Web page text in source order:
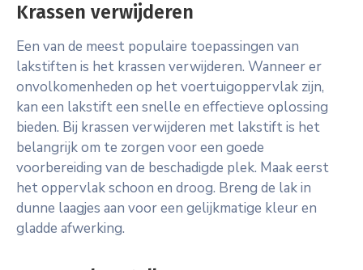
Krassen verwijderen
Een van de meest populaire toepassingen van
lakstiften is het krassen verwijderen. Wanneer er
onvolkomenheden op het voertuigoppervlak zijn,
kan een lakstift een snelle en effectieve oplossing
bieden. Bij krassen verwijderen met lakstift is het
belangrijk om te zorgen voor een goede
voorbereiding van de beschadigde plek. Maak eerst
het oppervlak schoon en droog. Breng de lak in
dunne laagjes aan voor een gelijkmatige kleur en
gladde afwerking.